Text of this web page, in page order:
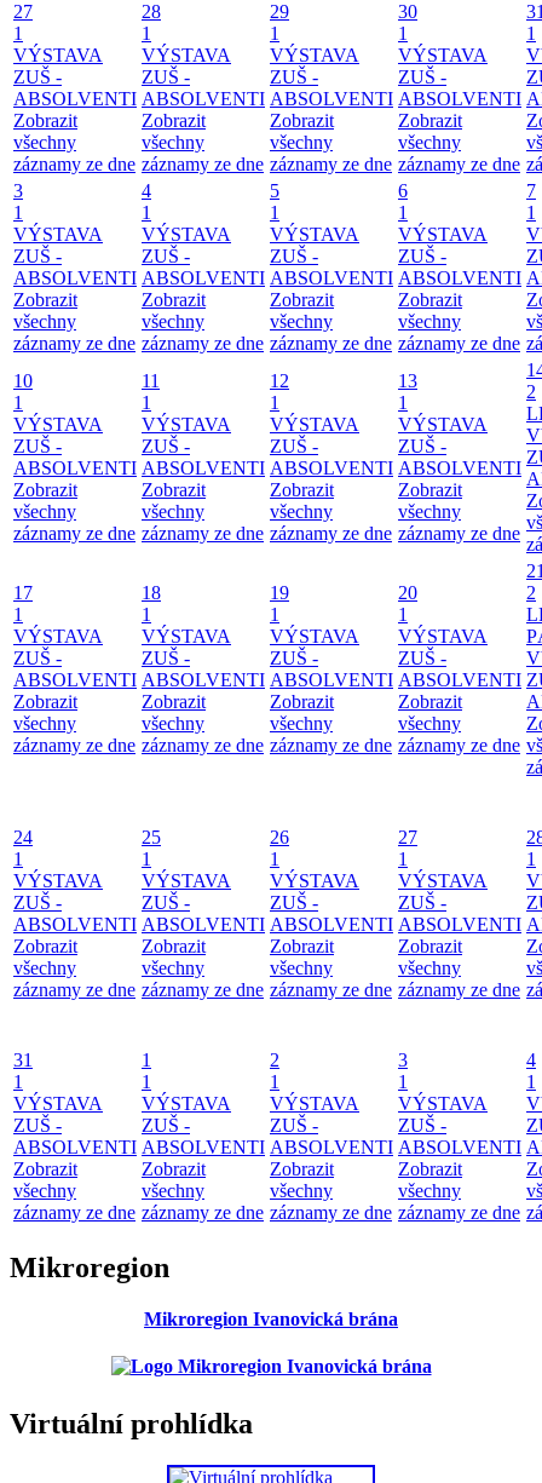
27
1
VÝSTAVA
ZUŠ -
ABSOLVENTI
Zobrazit
všechny
záznamy ze dne
28
1
VÝSTAVA
ZUŠ -
ABSOLVENTI
Zobrazit
všechny
záznamy ze dne
29
1
VÝSTAVA
ZUŠ -
ABSOLVENTI
Zobrazit
všechny
záznamy ze dne
30
1
VÝSTAVA
ZUŠ -
ABSOLVENTI
Zobrazit
všechny
záznamy ze dne
1
3
1
VÝSTAVA
ZUŠ -
ABSOLVENTI
Zobrazit
všechny
záznamy ze dne
4
1
VÝSTAVA
ZUŠ -
ABSOLVENTI
Zobrazit
všechny
záznamy ze dne
5
1
VÝSTAVA
ZUŠ -
ABSOLVENTI
Zobrazit
všechny
záznamy ze dne
6
1
VÝSTAVA
ZUŠ -
ABSOLVENTI
Zobrazit
všechny
záznamy ze dne
7
1
10
1
VÝSTAVA
ZUŠ -
ABSOLVENTI
Zobrazit
všechny
záznamy ze dne
11
1
VÝSTAVA
ZUŠ -
ABSOLVENTI
Zobrazit
všechny
záznamy ze dne
12
1
VÝSTAVA
ZUŠ -
ABSOLVENTI
Zobrazit
všechny
záznamy ze dne
13
1
VÝSTAVA
ZUŠ -
ABSOLVENTI
Zobrazit
všechny
záznamy ze dne
2
17
1
VÝSTAVA
ZUŠ -
ABSOLVENTI
Zobrazit
všechny
záznamy ze dne
18
1
VÝSTAVA
ZUŠ -
ABSOLVENTI
Zobrazit
všechny
záznamy ze dne
19
1
VÝSTAVA
ZUŠ -
ABSOLVENTI
Zobrazit
všechny
záznamy ze dne
20
1
VÝSTAVA
ZUŠ -
ABSOLVENTI
Zobrazit
všechny
záznamy ze dne
2
24
1
VÝSTAVA
ZUŠ -
ABSOLVENTI
Zobrazit
všechny
záznamy ze dne
25
1
VÝSTAVA
ZUŠ -
ABSOLVENTI
Zobrazit
všechny
záznamy ze dne
26
1
VÝSTAVA
ZUŠ -
ABSOLVENTI
Zobrazit
všechny
záznamy ze dne
27
1
VÝSTAVA
ZUŠ -
ABSOLVENTI
Zobrazit
všechny
záznamy ze dne
1
31
1
VÝSTAVA
ZUŠ -
ABSOLVENTI
Zobrazit
všechny
záznamy ze dne
1
1
VÝSTAVA
ZUŠ -
ABSOLVENTI
Zobrazit
všechny
záznamy ze dne
2
1
VÝSTAVA
ZUŠ -
ABSOLVENTI
Zobrazit
všechny
záznamy ze dne
3
1
VÝSTAVA
ZUŠ -
ABSOLVENTI
Zobrazit
všechny
záznamy ze dne
4
1
Mikroregion
Mikroregion Ivanovická brána
Virtuální prohlídka